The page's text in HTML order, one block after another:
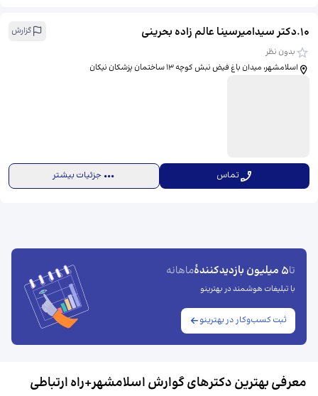
10
.دکتر سیدامیرسینا عالم زاده بحرینی
گزارش
بدون نظر
اسلامشهر، میدان باغ فیض نبش کوچه 13 ساختمان پزشکان نیکان
تماس جزئیات بیشتر
تا5 میلیون بازدیدکنندهٔ ماهانه
با تبلیغات هوشمند در بهترینو
ثبت کسب‌وکار در بهترینو
معرفی بهترین دکترهای گوارش اسلامشهر+راه ارتباطی